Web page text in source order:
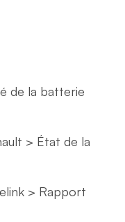
de la batterie
> État de la
> Rapport